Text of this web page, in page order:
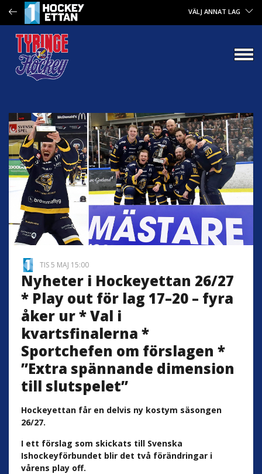
VÄLJ ANNAT LAG
TIS 5 MAJ 15:00
Nyheter i Hockeyettan 26/27
* Play out för lag 17–20 – fyra
åker ur * Val i
kvartsfinalerna *
Sportchefen om förslagen *
”Extra spännande dimension
till slutspelet”
Hockeyettan får en delvis ny kostym säsongen
26/27.
I ett förslag som skickats till Svenska
Ishockeyförbundet blir det två förändringar i
vårens play off.